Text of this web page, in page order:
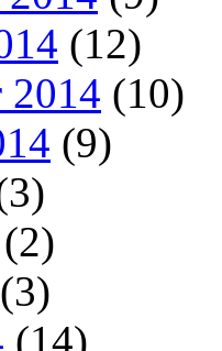
(12)
2014 (10)
(9)
(2)
(3)
(14)